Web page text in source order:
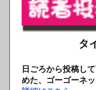
タ
日ごろから投稿し
めた、ゴーゴーネ